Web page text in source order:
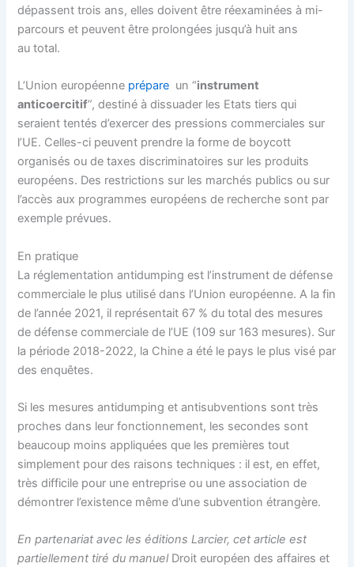
dépassent trois ans, elles doivent être réexaminées à mi-
parcours et peuvent être prolongées jusqu’à huit ans
au total.
L’Union européenne prépare un “instrument
anticoercitif”, destiné à dissuader les Etats tiers qui
seraient tentés d’exercer des pressions commerciales sur
l’UE. Celles-ci peuvent prendre la forme de boycott
organisés ou de taxes discriminatoires sur les produits
européens. Des restrictions sur les marchés publics ou sur
l’accès aux programmes européens de recherche sont par
exemple prévues.
En pratique
La réglementation antidumping est l’instrument de défense
commerciale le plus utilisé dans l’Union européenne. A la fin
de l’année 2021, il représentait 67 % du total des mesures
de défense commerciale de l’UE (109 sur 163 mesures). Sur
la période 2018-2022, la Chine a été le pays le plus visé par
des enquêtes.
Si les mesures antidumping et antisubventions sont très
proches dans leur fonctionnement, les secondes sont
beaucoup moins appliquées que les premières tout
simplement pour des raisons techniques : il est, en effet,
très difficile pour une entreprise ou une association de
démontrer l’existence même d’une subvention étrangère.
En partenariat avec les éditions Larcier, cet article est
partiellement tiré du manuel Droit européen des affaires et